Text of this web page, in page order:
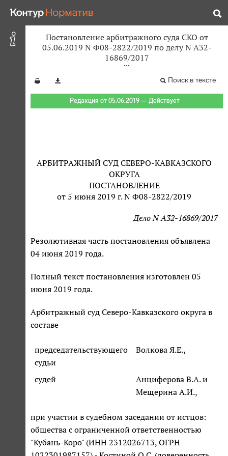
Постановление арбитражного суда СКО от
05.06.2019 N Ф08-2822/2019 по делу N А32-
16869/2017
Поиск в тексте
Редакция от 05.06.2019 — Действует
АРБИТРАЖНЫЙ СУД СЕВЕРО-КАВКАЗСКОГО
ОКРУГА
ПОСТАНОВЛЕНИЕ
от 5 июня 2019 г. N Ф08-2822/2019
Дело N А32-16869/2017
Резолютивная часть постановления объявлена
04 июня 2019 года.
Полный текст постановления изготовлен 05
июня 2019 года.
Арбитражный суд Северо-Кавказского округа в
составе
председательствующего
судьи
Волкова Я.Е.,
судей
Анциферова В.А. и
Мещерина А.И.,
при участии в судебном заседании от истцов:
общества с ограниченной ответственностью
"Кубань-Коро" (ИНН 2312026713, ОГРН